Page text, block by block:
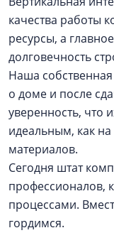
качества работы
ресурсы, а
долговечность
Наша
о доме и после
уверенность, что
идеальным, как
материалов.
Сегодня штат
профессионалов,
процессами.
гордимся.